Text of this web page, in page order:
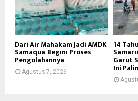
Dari Air Mahakam Jadi AMDK
Samaqua, Begini Proses
Pengolahannya
Agustus 7, 2026
14
Garut
Ini